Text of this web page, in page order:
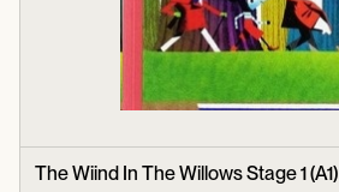
The Wiind In The Willows Stage 1 (A1)